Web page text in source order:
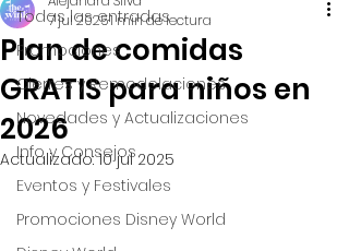
Todas las entradas
Promociones
Cierres y Remodelaciones
Novedades y Actualizaciones
Info y Consejos
Eventos y Festivales
Promociones Disney World
Plan de comidas
GRATIS para niños en
2026
7 jul 20251 min de lectura
Actualizado:10 jul 2025